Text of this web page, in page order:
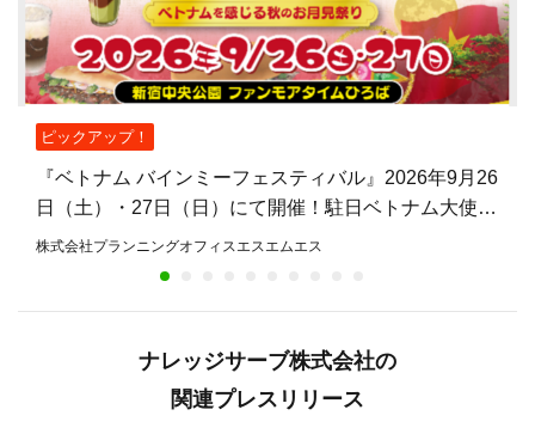
ピックアップ！
『ベトナム バインミーフェスティバル』2026年9月26
日（土）・27日（日）にて開催！駐日ベトナム大使館
公認、バインミーを主役とした日本初のフェスティバ
株式会社プランニングオフィスエスエムエス
ナレッジサーブ株式会社の
関連プレスリリース